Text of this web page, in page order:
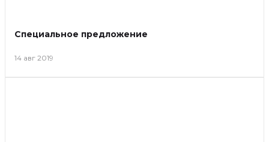
Специальное предложение
14 авг 2019